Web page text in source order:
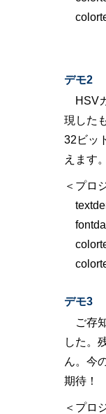
デモ2
HSV
現した
32ビッ
えます。
＜プロ
デモ3
ご存
した。
ん。今
期待！
＜プロ